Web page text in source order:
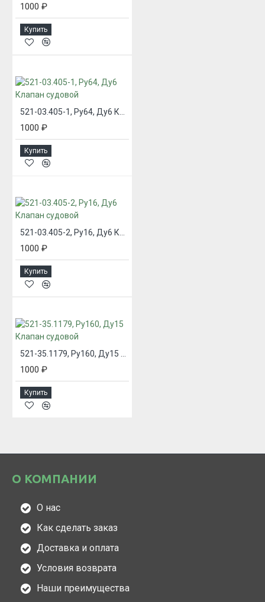
1000 ₽
Купить
1000 ₽
Купить
521-03.405-2, Ру16, Ду6 Клапан судовой
1000 ₽
Купить
521-35.1179, Ру160, Ду15 Клапан судовой
1000 ₽
Купить
О КОМПАНИИ
О нас
Как сделать заказ
Доставка и оплата
Условия возврата
Наши преимущества